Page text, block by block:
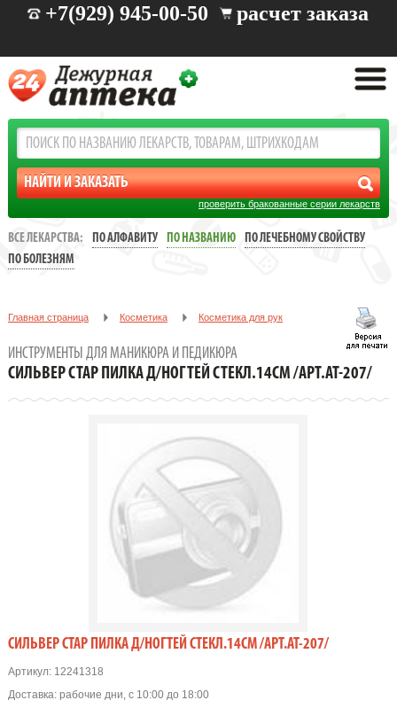
+7(929) 945-00-50 расчет заказа
проверить бракованные серии лекарств
ВСЕ ЛЕКАРСТВА: ПО АЛФАВИТУ ПО НАЗВАНИЮ
ПО ЛЕЧЕБНОМУ СВОЙСТВУ
ПО БОЛЕЗНЯМ
Главная страница Косметика Косметика для рук
СИЛЬВЕР СТАР ПИЛКА Д/НОГТЕЙ СТЕКЛ.14СМ /АРТ.АТ-207/
ИНСТРУМЕНТЫ ДЛЯ МАНИКЮРА И ПЕДИКЮРА
СИЛЬВЕР СТАР ПИЛКА Д/НОГТЕЙ СТЕКЛ.14СМ /АРТ.АТ-207/
СИЛЬВЕР СТАР ПИЛКА Д/НОГТЕЙ СТЕКЛ.14СМ /АРТ.АТ-207/
Артикул:12241318
Доставка: рабочие дни, с 10:00 до 18:00